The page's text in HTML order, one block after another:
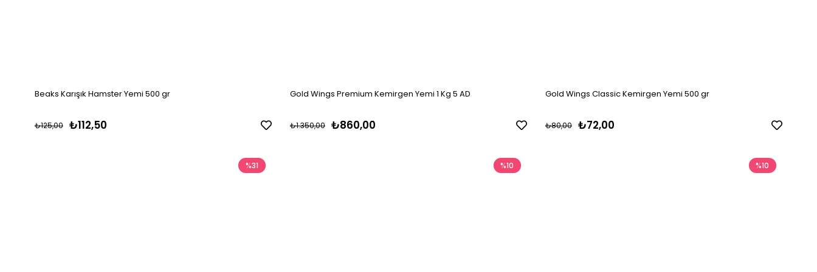
Beaks Karışık Hamster Yemi 500 gr
₺112,50
₺125,00
Gold Wings Premium Kemirgen Yemi 1 Kg 5 AD
₺860,00
₺1.350,00
Gold Wings Classic Kemirgen Yemi 500 gr
₺72,00
₺80,00
%31 %10 %10